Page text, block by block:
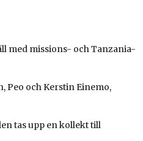
med missions- och Tanzania-
Peo och Kerstin Einemo,
tas upp en kollekt till